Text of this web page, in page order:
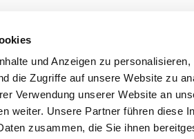
und Anzeigen zu
die Zugriffe auf unsere Website zu
Verwendung unserer Website an
weiter. Unsere Partner führen diese
zusammen, die Sie ihnen